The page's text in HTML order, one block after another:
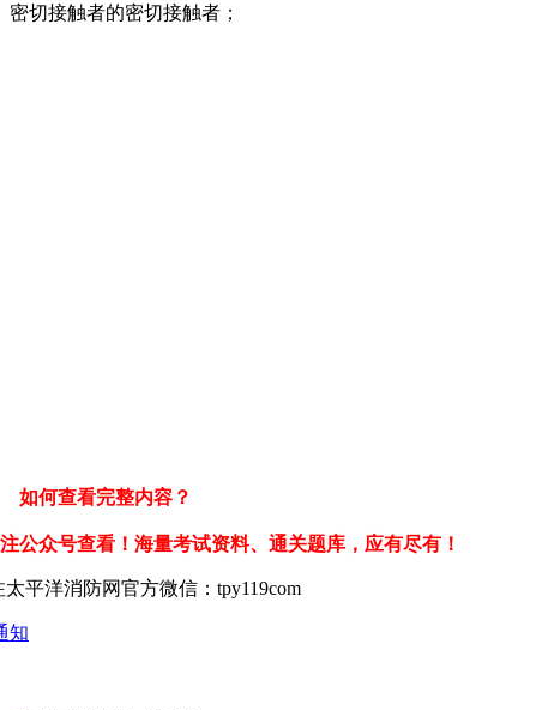
切接触者的密切接触者；
如何查看完整内容？
公众号查看！海量考试资料、通关题库，应有尽有！
知